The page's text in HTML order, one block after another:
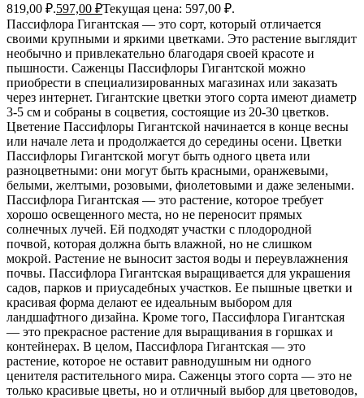
819,00 ₽.597,00 ₽Текущая цена: 597,00 ₽.
Пассифлора Гигантская — это сорт, который отличается
своими крупными и яркими цветками. Это растение выглядит
необычно и привлекательно благодаря своей красоте и
пышности. Саженцы Пассифлоры Гигантской можно
приобрести в специализированных магазинах или заказать
через интернет. Гигантские цветки этого сорта имеют диаметр
3-5 см и собраны в соцветия, состоящие из 20-30 цветков.
Цветение Пассифлоры Гигантской начинается в конце весны
или начале лета и продолжается до середины осени. Цветки
Пассифлоры Гигантской могут быть одного цвета или
разноцветными: они могут быть красными, оранжевыми,
белыми, желтыми, розовыми, фиолетовыми и даже зелеными.
Пассифлора Гигантская — это растение, которое требует
хорошо освещенного места, но не переносит прямых
солнечных лучей. Ей подходят участки с плодородной
почвой, которая должна быть влажной, но не слишком
мокрой. Растение не выносит застоя воды и переувлажнения
почвы. Пассифлора Гигантская выращивается для украшения
садов, парков и приусадебных участков. Ее пышные цветки и
красивая форма делают ее идеальным выбором для
ландшафтного дизайна. Кроме того, Пассифлора Гигантская
— это прекрасное растение для выращивания в горшках и
контейнерах. В целом, Пассифлора Гигантская — это
растение, которое не оставит равнодушным ни одного
ценителя растительного мира. Саженцы этого сорта — это не
только красивые цветы, но и отличный выбор для цветоводов,